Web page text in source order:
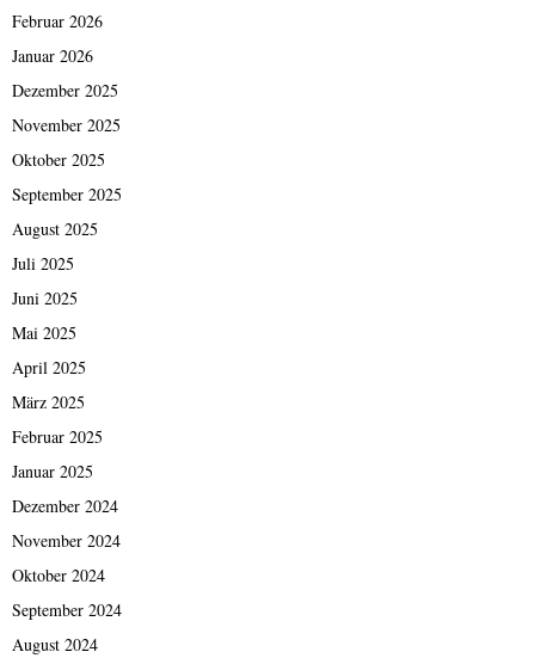
Februar 2026
Januar 2026
Dezember 2025
November 2025
Oktober 2025
September 2025
August 2025
Juli 2025
Juni 2025
Mai 2025
April 2025
März 2025
Februar 2025
Januar 2025
Dezember 2024
November 2024
Oktober 2024
September 2024
August 2024